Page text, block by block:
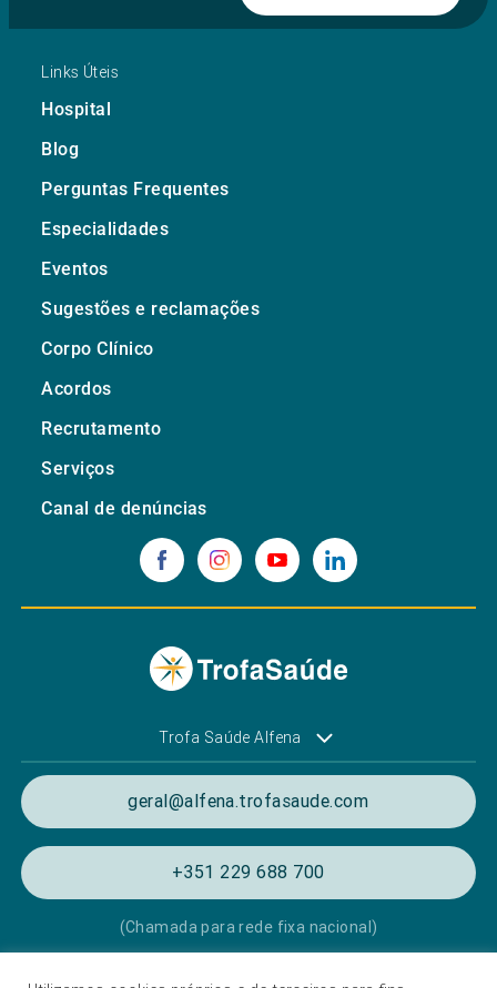
Links Úteis
Hospital
Blog
Perguntas Frequentes
Especialidades
Eventos
Sugestões e reclamações
Corpo Clínico
Acordos
Recrutamento
Serviços
Canal de denúncias
Trofa Saúde Alfena
geral@alfena.trofasaude.com
+351 229 688 700
(Chamada para rede fixa nacional)